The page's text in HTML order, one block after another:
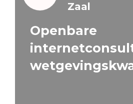
Zaal
Openbare